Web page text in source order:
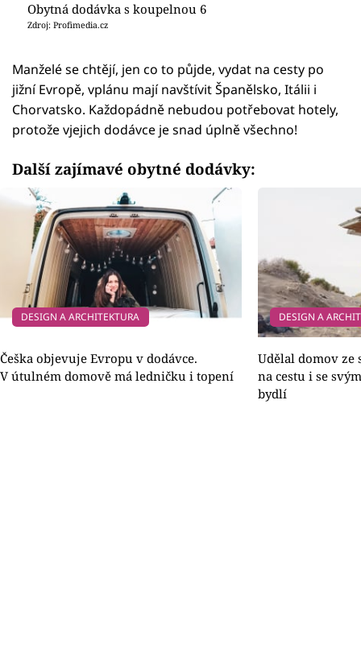
Obytná dodávka s koupelnou 6
Zdroj: Profimedia.cz
Manželé se chtějí, jen co to půjde, vydat na cesty po
jižní Evropě, vplánu mají navštívit Španělsko, Itálii i
Chorvatsko. Každopádně nebudou potřebovat hotely,
protože vjejich dodávce je snad úplně všechno!
Další zajímavé obytné dodávky:
DESIGN A ARCHITEKTURA
Češka objevuje Evropu v dodávce.
V útulném domově má ledničku i topení
DESIGN A
Udělal domov ze
na cestu i se
bydlí